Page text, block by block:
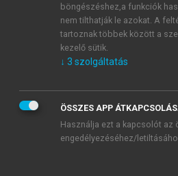
Általános vásárlási feltételeket
mersz.huoldalak
tudomásul veszem és elfogadom.
böngészéshez,a funkciók
nem tilthatják le azokat. A
tartoznak többek között a
kezelő sütik.
↓ 3 szolgáltatás
ÖSSZES APP
Használja ezt a kapcsolót az
engedélyezéséhez/